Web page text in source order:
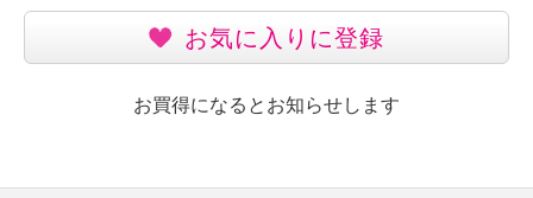
お気に入りに登録
お買得になるとお知らせします